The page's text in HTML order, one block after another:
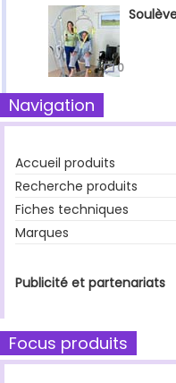
0
Navigation
Accueil produits
Recherche produits
Fiches techniques
Marques
Publicité et partenariats
Focus produits